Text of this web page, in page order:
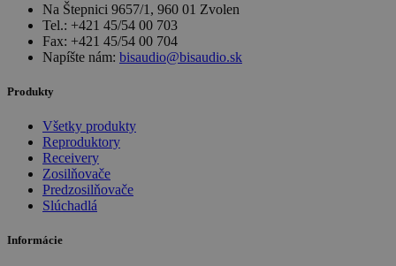
Na Štepnici 9657/1, 960 01 Zvolen
Tel.: +421 45/54 00 703
Fax: +421 45/54 00 704
Napíšte nám: bisaudio@bisaudio.sk
Produkty
Všetky produkty
Reproduktory
Receivery
Zosilňovače
Predzosilňovače
Slúchadlá
Informácie